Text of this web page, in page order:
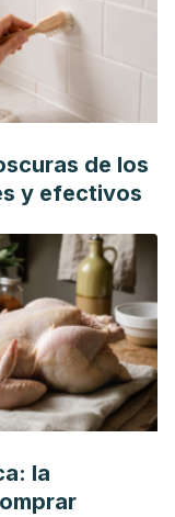
de los
y efectivos
la